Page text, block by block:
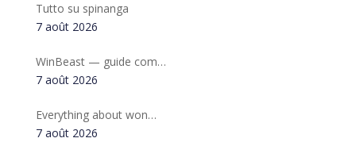
Tutto su spinanga
7 août 2026
WinBeast — guide com…
7 août 2026
Everything about won…
7 août 2026